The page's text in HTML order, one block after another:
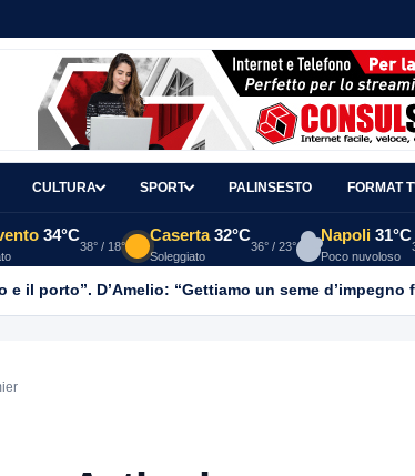
CULTURA SPORT PALINSESTO FORMAT
34°C
38° / 18°
Caserta 32°C
Soleggiato
36° / 23°
Napoli 31°C
Poco nuvoloso
il porto”. D’Amelio: “Gettiamo un seme d’impegno